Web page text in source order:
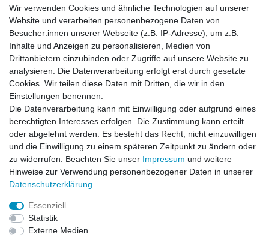
86E-12232 = Gesamtlänge:33.5cm, Brustweite:29cm,
Ärmellänge:36cm, Saumweite:29cm
92E-12233 = Gesamtlänge:34.5cm, Brustweite:30.5cm,
Ärmellänge:38cm, Saumweite:30cm
98E-12234 = Gesamtlänge:36.5cm, Brustweite:31.5cm,
Ärmellänge:41cm, Saumweite:31cm
Leitsätze
Versandinformationen
Wir verwenden Cookies und ähnliche Technologien auf unserer
Website und verarbeiten personenbezogene Daten von
Besucher:innen unserer Webseite (z.B. IP-Adresse), um z.B.
Inhalte und Anzeigen zu personalisieren, Medien von
Drittanbietern einzubinden oder Zugriffe auf unsere Website zu
analysieren. Die Datenverarbeitung erfolgt erst durch gesetzte
Cookies. Wir teilen diese Daten mit Dritten, die wir in den
Einstellungen benennen.
Die Datenverarbeitung kann mit Einwilligung oder aufgrund eines
berechtigten Interesses erfolgen. Die Zustimmung kann erteilt
oder abgelehnt werden. Es besteht das Recht, nicht einzuwilligen
und die Einwilligung zu einem späteren Zeitpunkt zu ändern oder
zu widerrufen. Beachten Sie unser Impressum und weitere
Hinweise zur Verwendung personenbezogener Daten in unserer
Daten­schutz­erklärung
Essenziell
Statistik
Externe Medien